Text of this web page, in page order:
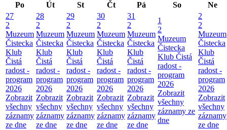
Po
Út St Čt Pá So
Ne
27
2
Muzeum
Čistecka
Klub
Čistá
radost -
program
2026
Zobrazit
všechny
záznamy
ze dne
28
2
Muzeum
Čistecka
Klub
Čistá
radost -
program
2026
Zobrazit
všechny
záznamy
ze dne
29
2
Muzeum
Čistecka
Klub
Čistá
radost -
program
2026
Zobrazit
všechny
záznamy
ze dne
30
2
Muzeum
Čistecka
Klub
Čistá
radost -
program
2026
Zobrazit
všechny
záznamy
ze dne
31
2
Muzeum
Čistecka
Klub
Čistá
radost -
program
2026
Zobrazit
všechny
záznamy
ze dne
1
2
Muzeum
Čistecka
Klub Čistá
radost -
program
2026
Zobrazit
všechny
záznamy ze
dne
2
2
Muzeum
Čistecka
Klub
Čistá
radost -
program
2026
Zobrazit
všechny
záznamy
ze dne